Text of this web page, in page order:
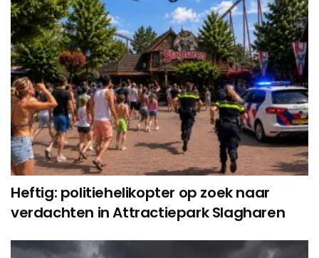
Heftig: politiehelikopter op zoek naar
verdachten in Attractiepark Slagharen